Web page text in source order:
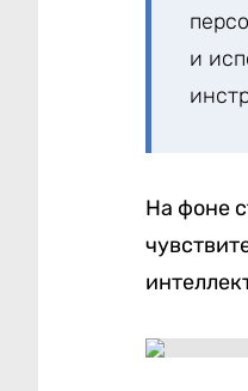
и
На фоне